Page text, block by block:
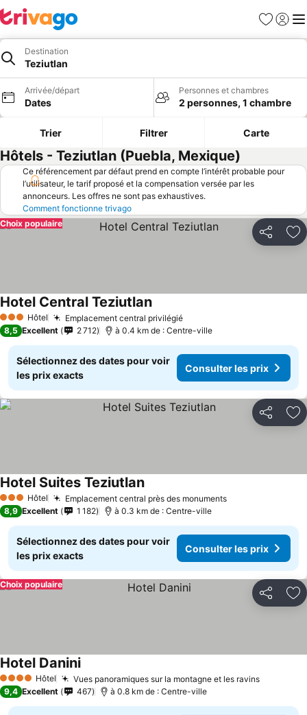
Favoris
Se
Destination
Teziutlan
Arrivée/départ
Dates
Personnes et chambres
2 personnes, 1 chambre
Trier Filtrer Carte
Hôtels - Teziutlan (Puebla, Mexique)
Ce référencement par défaut prend en compte l’intérêt probable pour
l’utilisateur, le tarif proposé et la compensation versée par les
annonceurs. Les offres ne sont pas exhaustives.
Comment fonctionne trivago
Partager
Choix populaire
3 ÉtoilesHôtel Emplacement central privilégié
Hotel Central Teziutlan
8,5 Excellent 2 712 à 0.4 km de : Centre-ville
Sélectionnez des dates pour voir
les prix exacts
Consulter les prix
Partager
3 ÉtoilesHôtel Emplacement central près des monuments
Hotel Suites Teziutlan
8,9 Excellent 1 182 à 0.3 km de : Centre-ville
Sélectionnez des dates pour voir
les prix exacts
Consulter les prix
Partager
Choix populaire
4 Étoiles Hôtel Vues panoramiques sur la montagne et les ravins
Hotel Danini
9,4 Excellent 467 à 0.8 km de : Centre-ville